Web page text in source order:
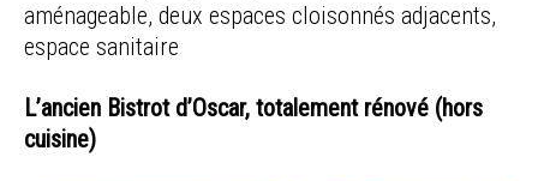
aménageable, deux espaces cloisonnés adjacents,
espace sanitaire
L’ancien Bistrot d’Oscar, totalement rénové (hors
cuisine)